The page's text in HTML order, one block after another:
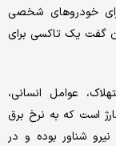
۵۰۰ تومان و برای خودروهای شخصی
گفت یک تاکسی برای
عوامل انسانی،
است که به نرخ برق
شناور بوده و در